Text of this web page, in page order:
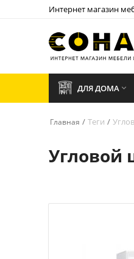
Интернет магазин
ДЛЯ ДОМА 
Главная / Теги /
Угловой